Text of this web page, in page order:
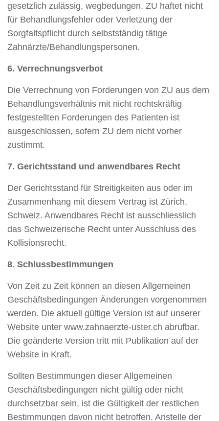
gesetzlich zulässig, wegbedungen. ZU haftet nicht
für Behandlungsfehler oder Verletzung der
Sorgfaltspflicht durch selbstständig tätige
Zahnärzte/Behandlungspersonen.
6. Verrechnungsverbot
Die Verrechnung von Forderungen von ZU aus dem
Behandlungsverhältnis mit nicht rechtskräftig
festgestellten Forderungen des Patienten ist
ausgeschlossen, sofern ZU dem nicht vorher
zustimmt.
7. Gerichtsstand und anwendbares Recht
Der Gerichtsstand für Streitigkeiten aus oder im
Zusammenhang mit diesem Vertrag ist Zürich,
Schweiz. Anwendbares Recht ist ausschliesslich
das Schweizerische Recht unter Ausschluss des
Kollisionsrecht.
8. Schlussbestimmungen
Von Zeit zu Zeit können an diesen Allgemeinen
Geschäftsbedingungen Änderungen vorgenommen
werden. Die aktuell gültige Version ist auf unserer
Website unter www.zahnaerzte-uster.ch abrufbar.
Die geänderte Version tritt mit Publikation auf der
Website in Kraft.
Sollten Bestimmungen dieser Allgemeinen
Geschäftsbedingungen nicht gültig oder nicht
durchsetzbar sein, ist die Gültigkeit der restlichen
Bestimmungen davon nicht betroffen. Anstelle der